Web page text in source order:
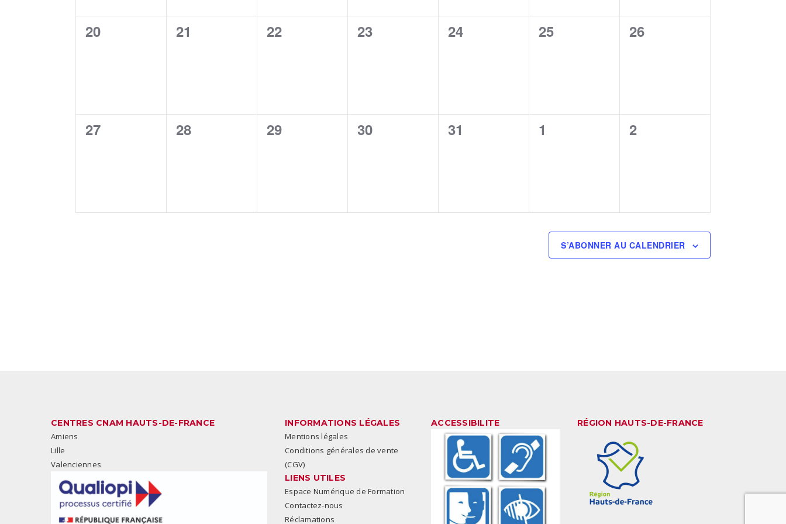
0
20
0
21
0
22
0
23
0
24
0
25
0
26
0
27
0
28
0
29
0
30
0
31
0
1
0
2
S’ABONNER AU CALENDRIER
CENTRES CNAM HAUTS-DE-FRANCE
Amiens
Lille
Valenciennes
INFORMATIONS LÉGALES
Mentions légales
Conditions générales de vente
(CGV)
LIENS UTILES
Espace Numérique de Formation
Contactez-nous
Réclamations
ACCESSIBILITE RÉGION HAUTS-DE-FRANCE